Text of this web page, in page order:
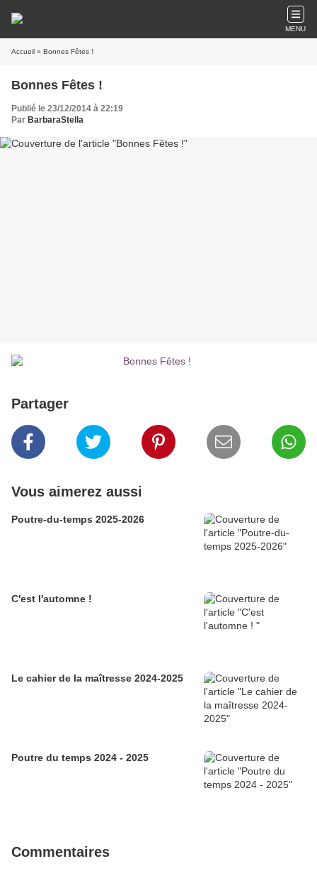
MENU
Accueil » Bonnes Fêtes !
Bonnes Fêtes !
Publié le 23/12/2014 à 22:19
Par BarbaraStella
Partager
Vous aimerez aussi
Poutre-du-temps 2025-2026
C'est l'automne !
Le cahier de la maîtresse 2024-2025
Poutre du temps 2024 - 2025
Commentaires